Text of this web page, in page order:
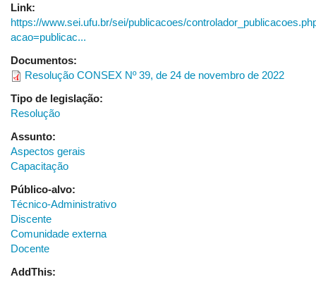
Link:
https://www.sei.ufu.br/sei/publicacoes/
acao=publicac...
Documentos:
Resolução CONSEX Nº 39, de 24 de novembro de 2022
Tipo de legislação:
Resolução
Assunto:
Aspectos gerais
Capacitação
Público-alvo:
Técnico-Administrativo
Discente
Comunidade externa
Docente
AddThis: